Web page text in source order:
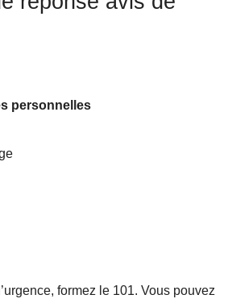
personnelles
formez le 101. Vous pouvez